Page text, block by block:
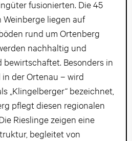
fusionierten. Die 45
liegen auf
rund um Ortenberg
nachhaltig und
Besonders in
der Ortenau – wird
„Klingelberger“ bezeichnet,
pflegt diesen regionalen
Rieslinge zeigen eine
begleitet von